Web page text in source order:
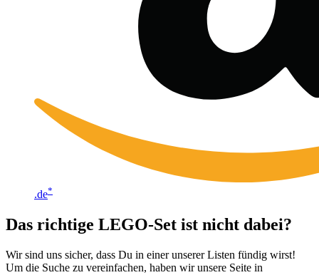
.de*
Das richtige LEGO-Set ist nicht dabei?
Wir sind uns sicher, dass Du in einer unserer Listen fündig wirst!
Um die Suche zu vereinfachen, haben wir unsere Seite in